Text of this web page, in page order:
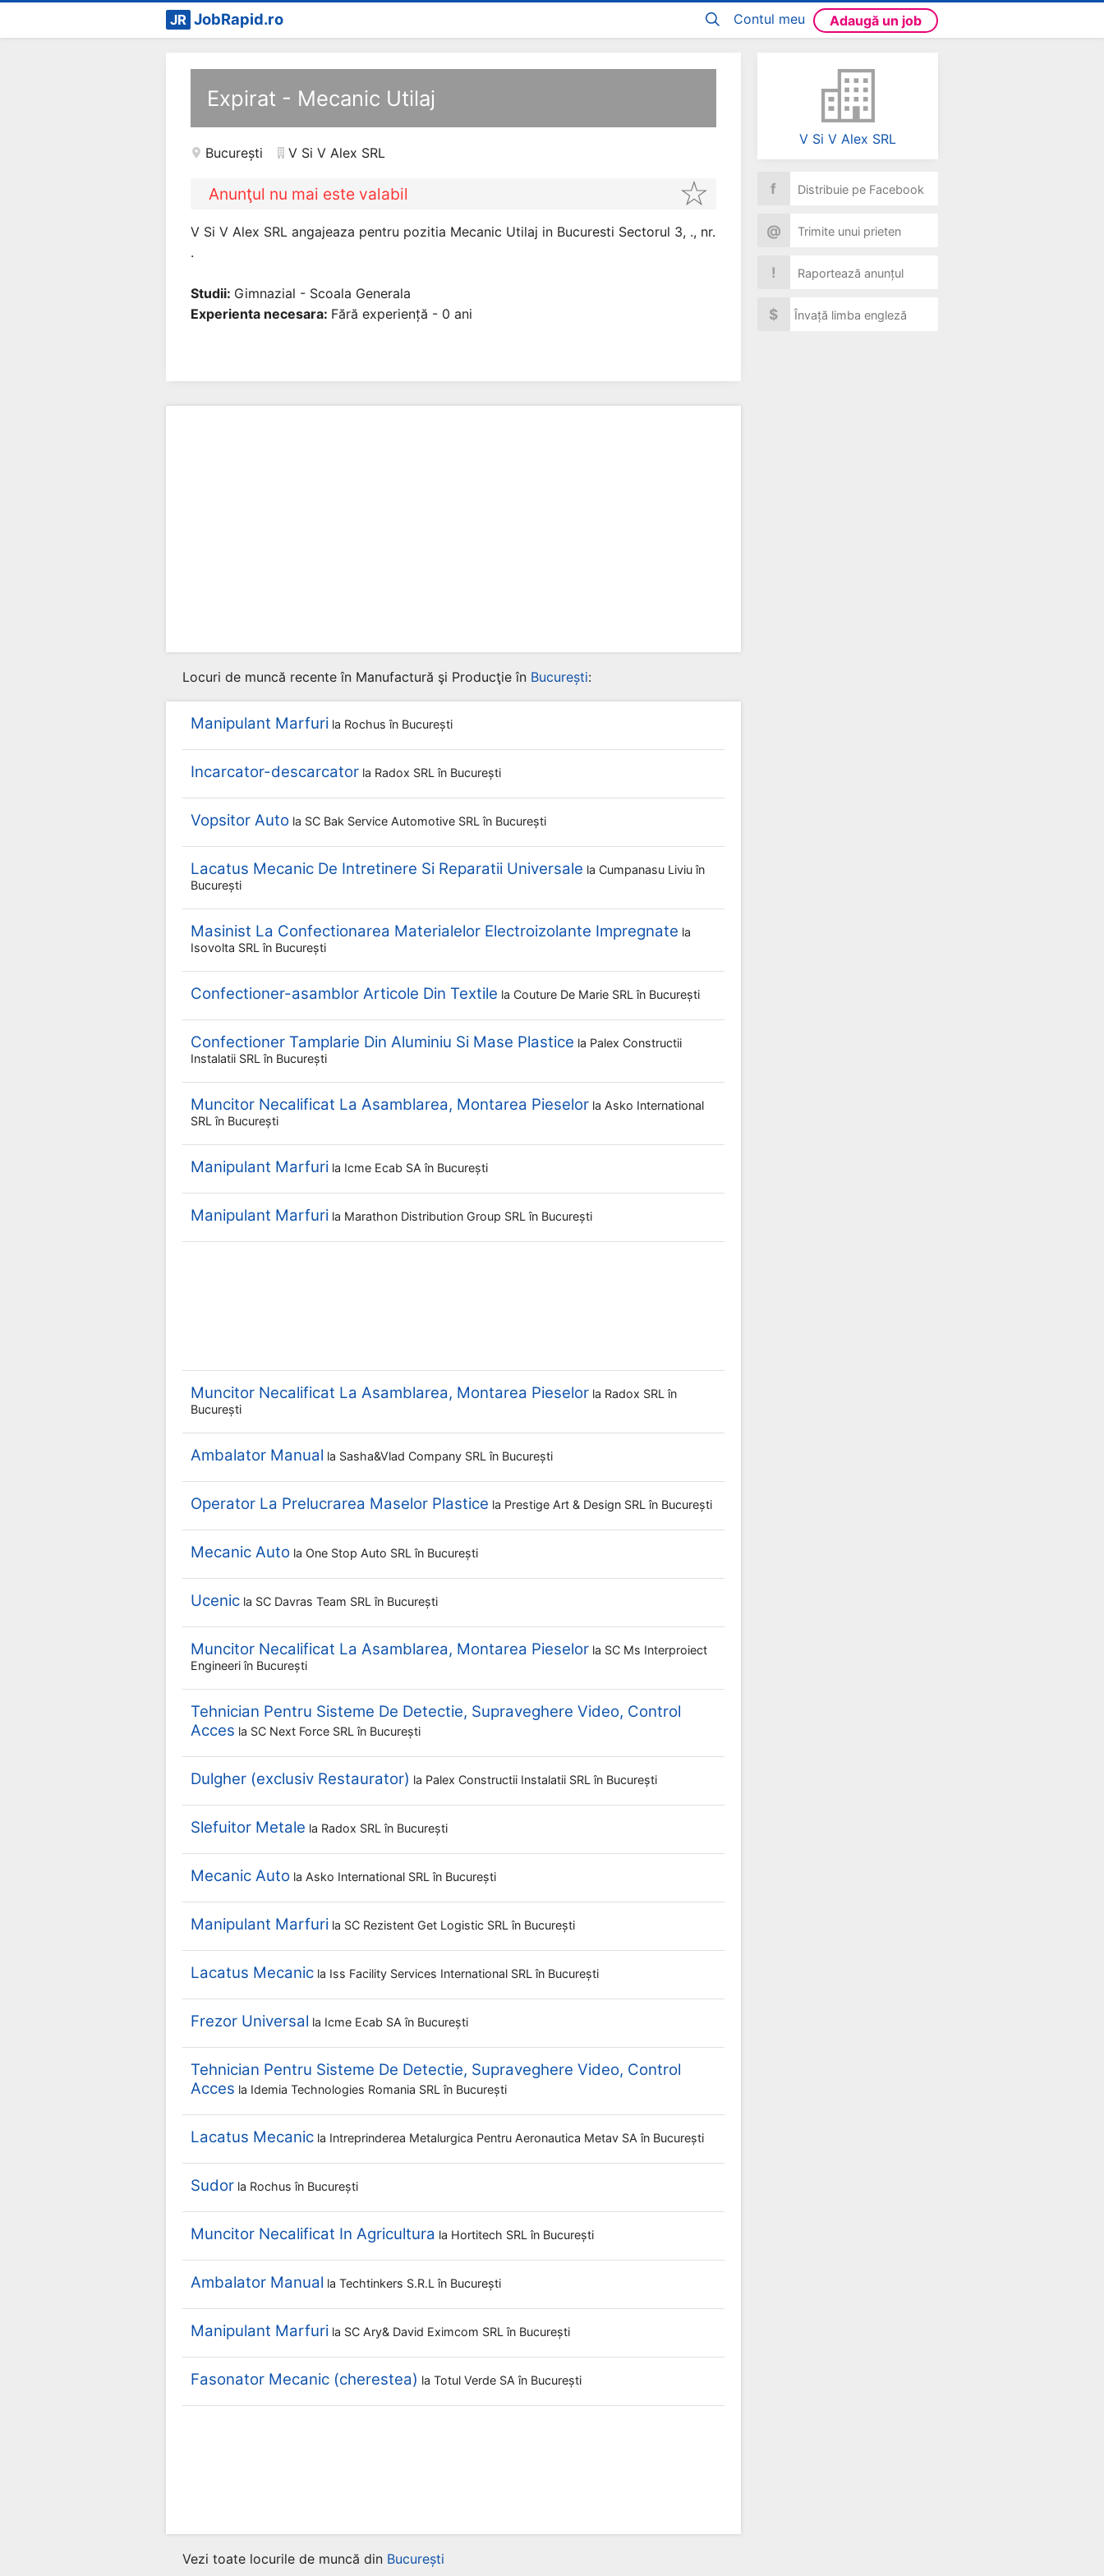
Contul meu Adaugă un job
JR JobRapid.ro
Expirat - Mecanic Utilaj
București V Si V Alex SRL
Anunţul nu mai este valabil
V Si V Alex SRL angajeaza pentru pozitia Mecanic Utilaj in Bucuresti Sectorul 3, ., nr.
.
Studii: Gimnazial - Scoala Generala
Experienta necesara: Fără experiență - 0 ani
V Si V Alex SRL
f Distribuie pe Facebook
@ Trimite unui prieten
! Raportează anunțul
$ Învață limba engleză
Locuri de muncă recente în Manufactură şi Producţie în București:
Manipulant Marfuri la Rochus în București
Incarcator-descarcator la Radox SRL în București
Vopsitor Auto la SC Bak Service Automotive SRL în București
Lacatus Mecanic De Intretinere Si Reparatii Universale la Cumpanasu Liviu în
București
Masinist La Confectionarea Materialelor Electroizolante Impregnate la
Isovolta SRL în București
Confectioner-asamblor Articole Din Textile la Couture De Marie SRL în București
Confectioner Tamplarie Din Aluminiu Si Mase Plastice la Palex Constructii
Instalatii SRL în București
Muncitor Necalificat La Asamblarea, Montarea Pieselor la Asko International
SRL în București
Manipulant Marfuri la Icme Ecab SA în București
Manipulant Marfuri la Marathon Distribution Group SRL în București
Muncitor Necalificat La Asamblarea, Montarea Pieselor la Radox SRL în
București
Ambalator Manual la Sasha&vlad Company SRL în București
Operator La Prelucrarea Maselor Plastice la Prestige Art & Design SRL în București
Mecanic Auto la One Stop Auto SRL în București
Ucenic la SC Davras Team SRL în București
Muncitor Necalificat La Asamblarea, Montarea Pieselor la SC Ms Interproiect
Engineeri în București
Tehnician Pentru Sisteme De Detectie, Supraveghere Video, Control
Acces la SC Next Force SRL în București
Dulgher (exclusiv Restaurator) la Palex Constructii Instalatii SRL în București
Slefuitor Metale la Radox SRL în București
Mecanic Auto la Asko International SRL în București
Manipulant Marfuri la SC Rezistent Get Logistic SRL în București
Lacatus Mecanic la Iss Facility Services International SRL în București
Frezor Universal la Icme Ecab SA în București
Tehnician Pentru Sisteme De Detectie, Supraveghere Video, Control
Acces la Idemia Technologies Romania SRL în București
Lacatus Mecanic la Intreprinderea Metalurgica Pentru Aeronautica Metav SA în București
Sudor la Rochus în București
Muncitor Necalificat In Agricultura la Hortitech SRL în București
Ambalator Manual la Techtinkers S.r.l în București
Manipulant Marfuri la SC Ary& David Eximcom SRL în București
Fasonator Mecanic (cherestea) la Totul Verde SA în București
Vezi toate locurile de muncă din București